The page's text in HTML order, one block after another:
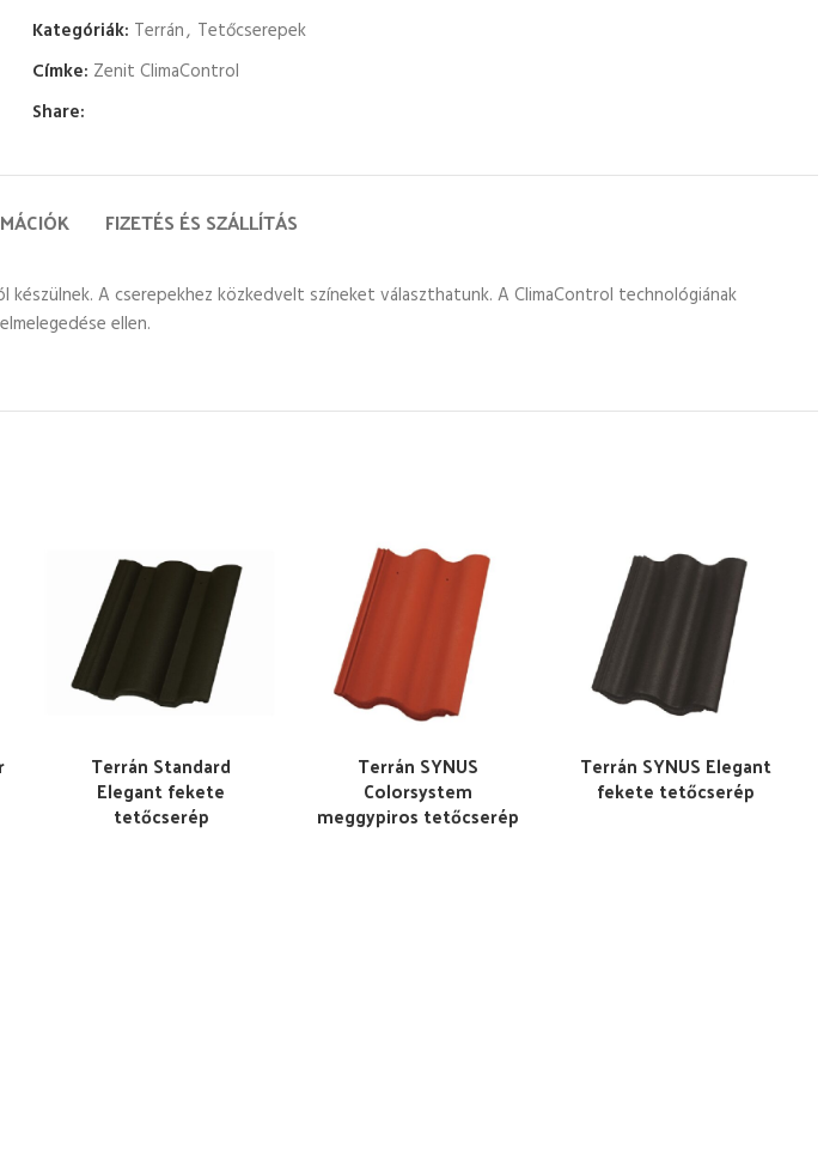
Kategóriák: Terrán, Tetőcserepek
Címke: Zenit ClimaControl
Share:
FIZETÉS ÉS SZÁLLÍTÁS
A cserepekhez közkedvelt színeket választhatunk. A ClimaControl technológiának
ellen.
Terrán Standard
Elegant fekete
tetőcserép
Terrán SYNUS
Colorsystem
meggypiros tetőcserép
Terrán SYNUS Elegant
fekete tetőcserép